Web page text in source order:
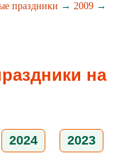
праздники → 2009 →
на
2024 2023